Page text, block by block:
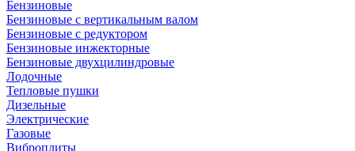
Бензиновые
Бензиновые с вертикальным валом
Бензиновые с редуктором
Бензиновые инжекторные
Бензиновые двухцилиндровые
Лодочные
Тепловые пушки
Дизельные
Электрические
Газовые
Виброплиты